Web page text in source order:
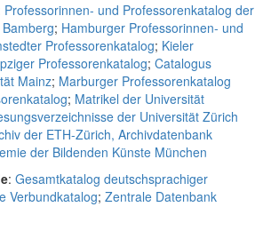
Professorinnen- und Professorenkatalog der
; Hamburger Professorinnen- und
Professorenkatalog; Kieler
Professorenkatalog; Catalogus
Mainz; Marburger Professorenkatalog
; Matrikel der Universität
der Universität Zürich
der ETH-Zürich, Archivdatenbank
der Bildenden Künste München
: Gesamtkatalog deutschsprachiger
Verbundkatalog; Zentrale Datenbank